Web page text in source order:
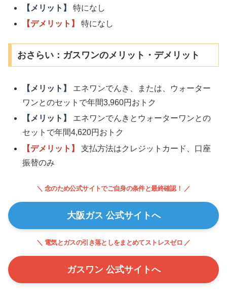
【メリット】
特になし
【デメリット】
特になし
おさらい：ガスワンのメリット・デメリット
【メリット】
エネワンでんき、または、ウォーター
ワンとのセットで年間3,960円おトク
【メリット】
エネワンでんきとウォーターワンとの
セットで年間4,620円おトク
【デメリット】
支払方法はクレジットカード、口座
振替のみ
＼ 念のため公式サイトでご自身の条件と最終確認！ ／
大阪ガス 公式サイトへ
＼ 電気とガスの引き落としをまとめてストレスゼロ ／
ガスワン 公式サイトへ